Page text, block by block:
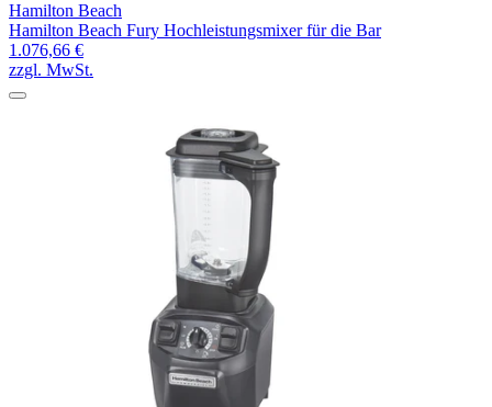
Hamilton Beach
Hamilton Beach Fury Hochleistungsmixer für die Bar
1.076,66 €
zzgl. MwSt.